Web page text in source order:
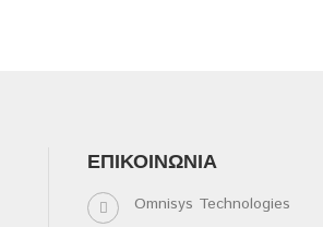
ΕΠΙΚΟΙΝΩΝΊΑ
Omnisys Technologies